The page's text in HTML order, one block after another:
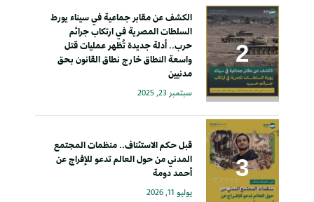
الكشف عن مقابر جماعية في سيناء يورط
السلطات المصرية في ارتكاب جرائم
حرب.. أدلة جديدة تُظهر عمليات قتل
واسعة النطاق خارج نطاق القانون بحق
مدنيين
سبتمبر 23, 2025
قبل حكم الاستئناف.. منظمات المجتمع
المدني من حول العالم تدعو للإفراج عن
أحمد دومة
يوليو 11, 2026